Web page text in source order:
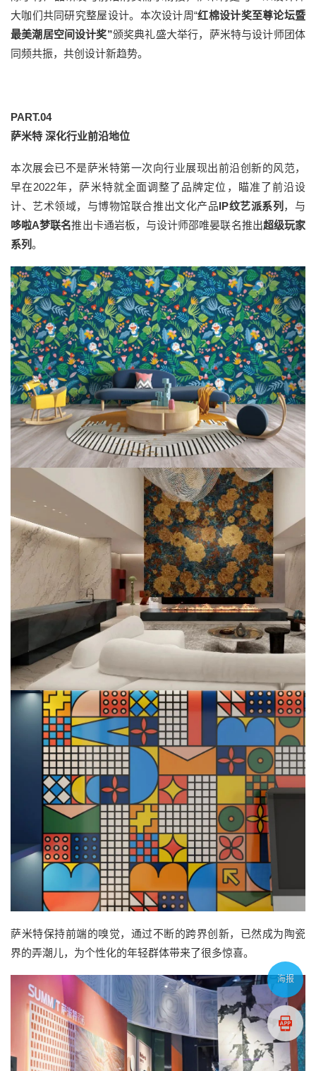
大咖们共同研究整屋设计。本次设计周“红棉设计奖至尊论坛暨
最美潮居空间设计奖”颁奖典礼盛大举行，萨米特与设计师团体
同频共振，共创设计新趋势。
PART.04
萨米特 深化行业前沿地位
本次展会已不是萨米特第一次向行业展现出前沿创新的风范，
早在2022年，萨米特就全面调整了品牌定位，瞄准了前沿设
计、艺术领域，与博物馆联合推出文化产品IP纹艺派系列 ，与
哆啦A梦联名推出卡通岩板，与设计师邵唯晏联名推出超级玩家
系列。
萨米特保持前端的嗅觉，通过不断的跨界创新，已然成为陶瓷
界的弄潮儿，为个性化的年轻群体带来了很多惊喜。
海报